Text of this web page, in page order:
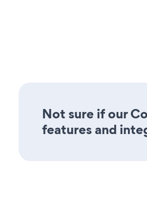
Not sure if our
features and